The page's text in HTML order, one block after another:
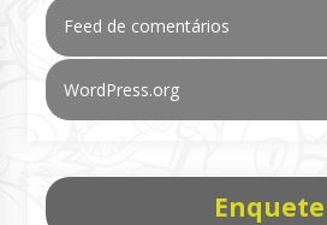
Feed de comentários
WordPress.org
Enquete